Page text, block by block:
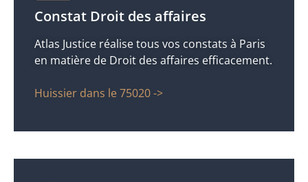
Constat Droit des affaires
Atlas Justice réalise tous vos constats à Paris
en matière de Droit des affaires efficacement.
Huissier dans le 75020 ->